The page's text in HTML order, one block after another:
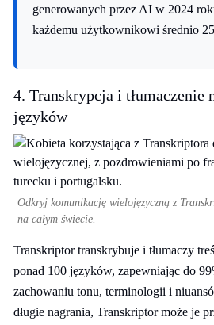
generowanych przez AI w 2024
każdemu użytkownikowi średnio
4. Transkrypcja i tłumaczenie
języków
Odkryj komunikację wielojęzyczną z
na całym świecie.
Transkriptor transkrybuje i tłumaczy
ponad 100 języków, zapewniając do
zachowaniu tonu, terminologii i
długie nagrania, Transkriptor może je